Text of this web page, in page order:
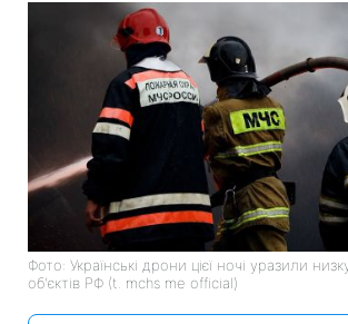
Фото: Українські дрони цієї ночі уразили
об'єктів РФ (t. mchs me official)